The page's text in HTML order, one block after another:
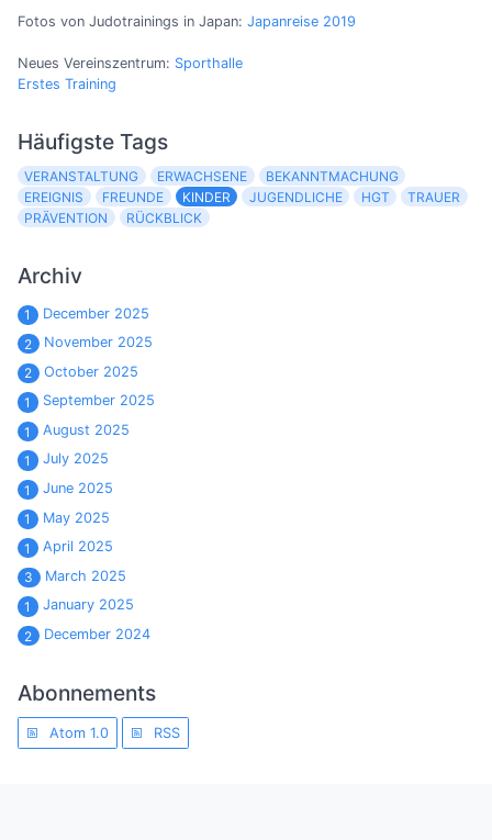
Fotos von Judotrainings in Japan: Japanreise 2019
Neues Vereinszentrum: Sporthalle
Erstes Training
Häufigste Tags
VERANSTALTUNG ERWACHSENE
BEKANNTMACHUNG
EREIGNIS
FREUNDE KINDER JUGENDLICHE HGT
TRAUER
PRÄVENTION
RÜCKBLICK
Archiv
1
December 2025
2
November 2025
2
October 2025
1
September 2025
1
August 2025
1
July 2025
1
June 2025
1
May 2025
1
April 2025
3
March 2025
1
January 2025
2
December 2024
Abonnements
Atom 1.0 RSS